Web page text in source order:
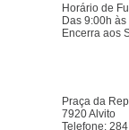
Horário de
Das 9:00h
Encerra aos
Praça da
7920 Alvito
Telefone: